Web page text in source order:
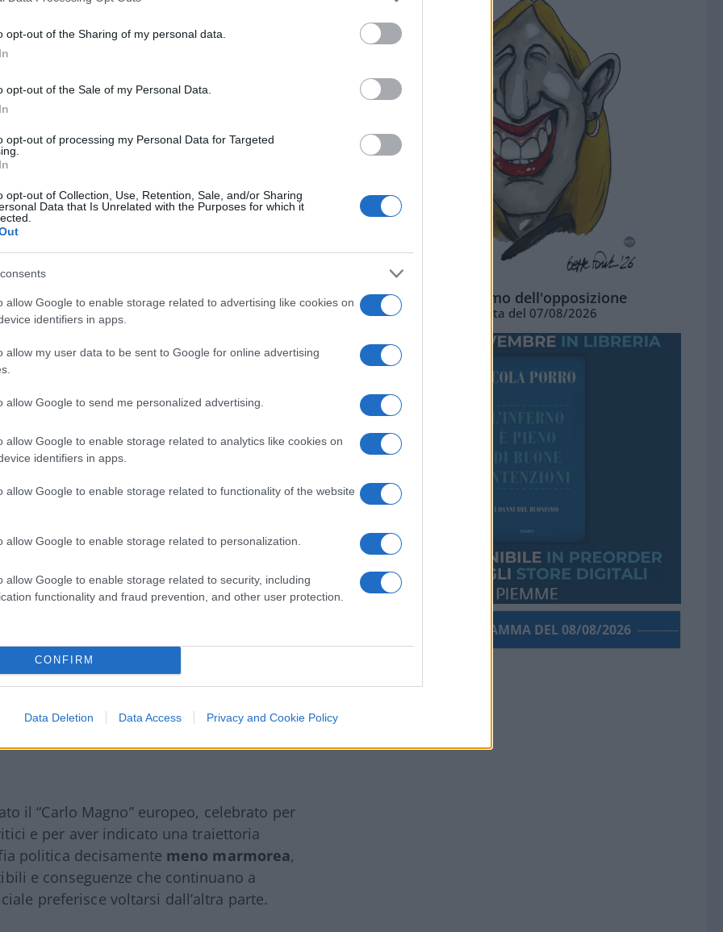
opt-out of the Sharing of my personal data.
opt-out of the Sale of my Personal Data.
opt-out of processing my Personal Data for Targeted
opt-out of Collection, Use, Retention, Sale, and/or Sharing
Data that Is Unrelated with the Purposes for which it
allow Google to enable storage related to advertising like cookies on
identifiers in apps.
allow my user data to be sent to Google for online advertising
allow Google to send me personalized advertising.
allow Google to enable storage related to analytics like cookies on
identifiers in apps.
allow Google to enable storage related to functionality of the website
allow Google to enable storage related to personalization.
allow Google to enable storage related to security, including
functionality and fraud prevention, and other user protection.
CONFIRM
Data Deletion Data Access Privacy and Cookie Policy
takes”diventa, per magia narrativa, non
silenzioso e infallibile del futuro
niente spada, niente cavallo,
costruito a posteriori, la storia viene
alla leggenda si ingrandisce, il resto si
dei casi, dell’imbarazzo.
lucidato da certa stampa, esiste un
Si potrebbe ricordare, ad
Tesoro negli anni delle grandi
nel dibattito pubblico, l’episodio
dell’industria di Stato:
simbolico in cui l’Italia ridisegnò
torna in versione esecutiva, da
dell’architetto di un modello sanitario ed
versi, senza eguali nelle democrazie
dirompenti sul tessuto economico
emergenziali e libertà individuali — ma
a un semplice esercizio di “buona
Nato sotto il suo predecessore, ai
e ampliato anche dall’esecutivo
edilizio, si trasforma rapidamente in
espansiva: nella versione ufficiale, un
sempre più ingombranteper i conti
il “Carlo Magno” europeo, celebrato per
e per aver indicato una traiettoria
politica decisamente meno marmorea,
e conseguenze che continuano a
preferisce voltarsi dall’altra parte.
L'ottimismo dell'opposizione
Vignetta del 07/08/2026
PORROGRAMMA DEL 08/08/2026